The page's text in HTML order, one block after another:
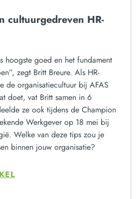
cultuurgedreven HR-
hoogste goed en het fundament
zegt Britt Breure. Als HR-
de organisatiecultuur bij AFAS
doet, vat Britt samen in 6
ze ook tijdens de Champion
Werkgever op 18 mei bij
Welke van deze tips zou je
binnen jouw organisatie?